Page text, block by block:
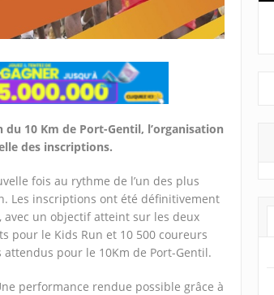
10 Km de Port-Gentil, l’organisation
des inscriptions.
fois au rythme de l’un des plus
Les inscriptions ont été définitivement
avec un objectif atteint sur les deux
pour le Kids Run et 10 500 coureurs
pour le 10Km de Port-Gentil.
performance rendue possible grâce à